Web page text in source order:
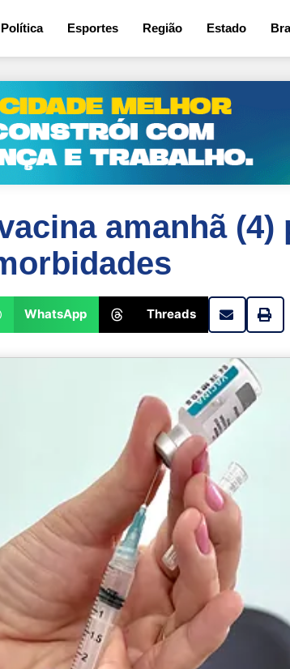
Política Esportes Região Estado
amanhã (4)
WhatsApp Threads